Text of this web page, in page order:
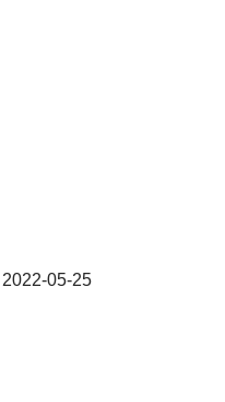
2022-05-25